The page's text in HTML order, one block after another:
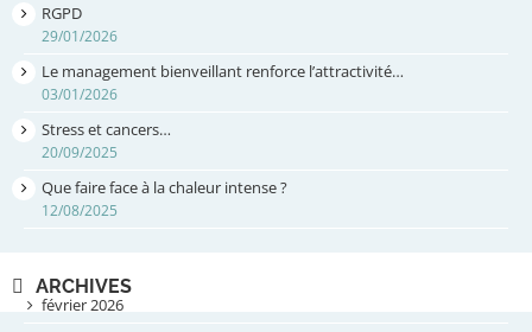
RGPD
29/01/2026
Le management bienveillant renforce l’attractivité…
03/01/2026
Stress et cancers…
20/09/2025
Que faire face à la chaleur intense ?
12/08/2025
ARCHIVES
février 2026